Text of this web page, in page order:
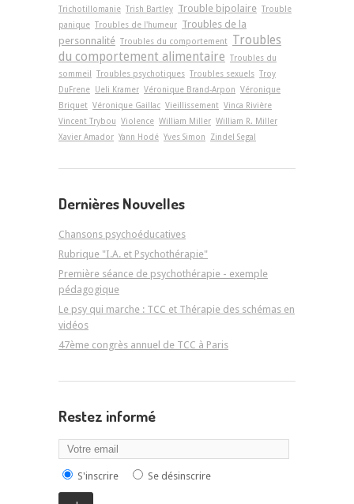
Trichotillomanie Trish Bartley Trouble bipolaire Trouble
panique Troubles de l'humeur Troubles de la
personnalité Troubles du comportement Troubles
du comportement alimentaire Troubles du
sommeil Troubles psychotiques Troubles sexuels Troy
DuFrene Ueli Kramer Véronique Brand-Arpon Véronique
Briquet Véronique Gaillac Vieillissement Vinca Rivière
Vincent Trybou Violence William Miller William R. Miller
Xavier Amador Yann Hodé Yves Simon Zindel Segal
Dernières Nouvelles
Chansons psychoéducatives
Rubrique "I.A. et Psychothérapie"
Première séance de psychothérapie - exemple
pédagogique
Le psy qui marche : TCC et Thérapie des schémas en
vidéos
47ème congrès annuel de TCC à Paris
Restez informé
S'inscrire Se désinscrire